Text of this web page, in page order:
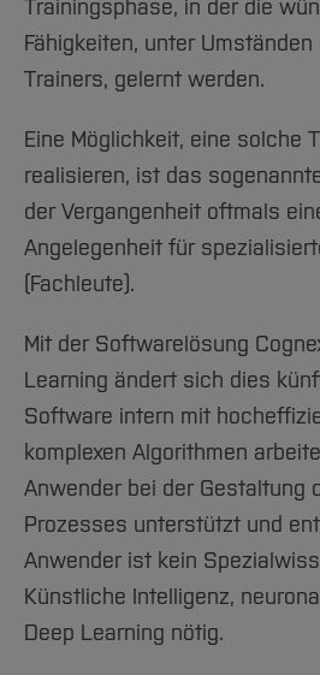
Trainingsphase, in der die
Fähigkeiten, unter
Trainers, gelernt werden.
Eine Möglichkeit, eine solche
realisieren, ist das
der Vergangenheit oftmals
Angelegenheit für
(Fachleute).
Mit der Softwarelösung
Learning ändert sich dies
Software intern mit
komplexen Algorithmen
Anwender bei der Gestaltung
Prozesses unterstützt und
Anwender ist kein
Künstliche Intelligenz,
Deep Learning nötig.